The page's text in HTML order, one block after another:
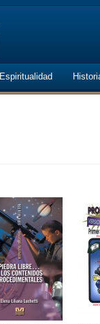
Espiritualidad